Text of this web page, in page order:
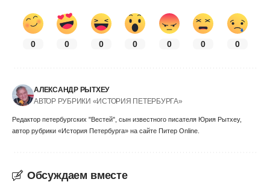
0 0 0 0 0 0 0
АЛЕКСАНДР РЫТХЕУ
АВТОР РУБРИКИ «ИСТОРИЯ ПЕТЕРБУРГА»
Редактор петербургских "Вестей", сын известного писателя Юрия Рытхеу,
автор рубрики «История Петербурга» на сайте Питер Online.
Обсуждаем вместе